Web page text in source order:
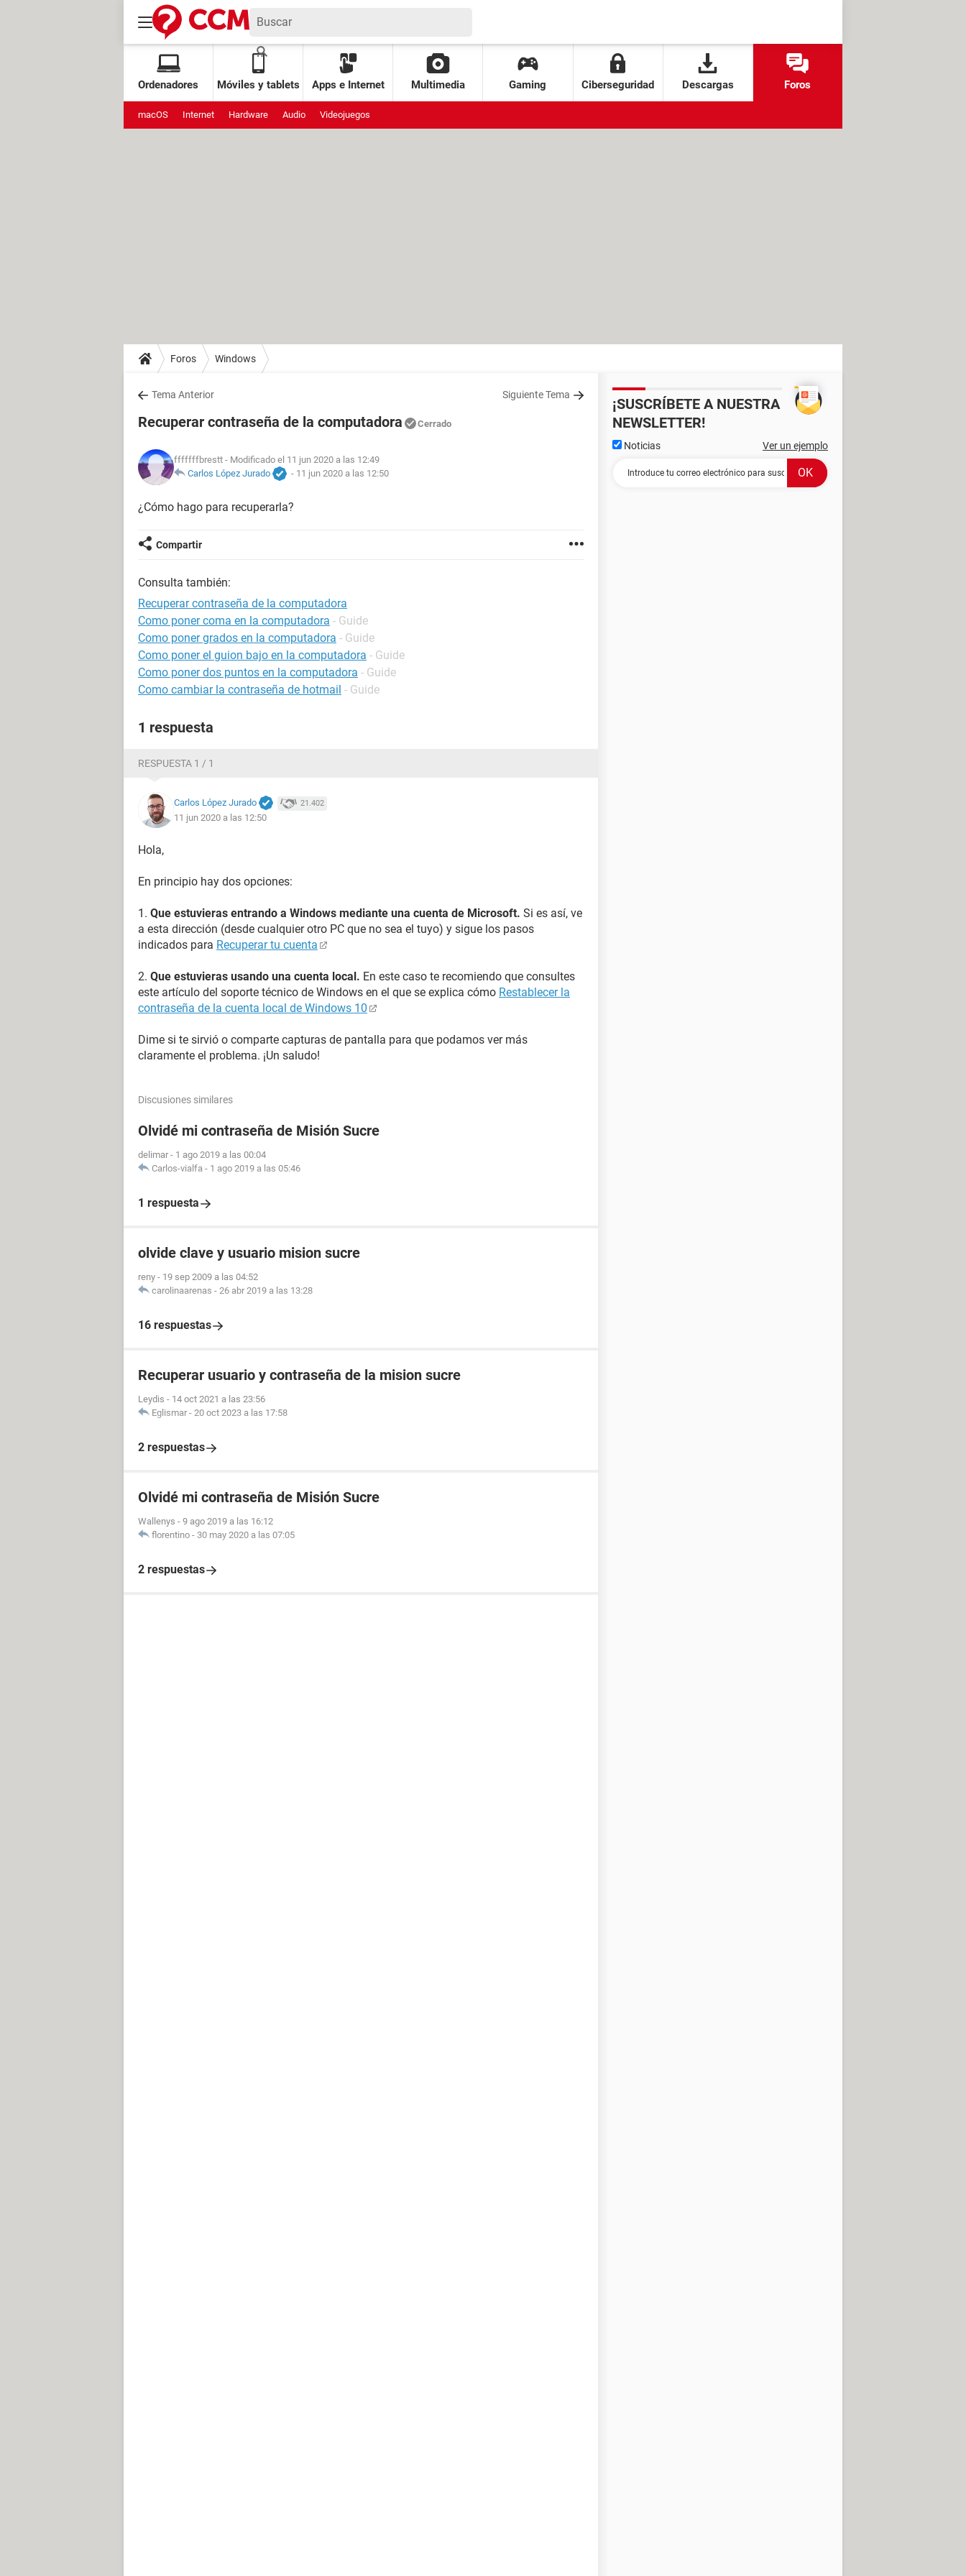
Ordenadores Móviles y tablets Apps e Internet Multimedia Gaming Ciberseguridad Descargas Foros
macOS Internet Hardware Audio Videojuegos
Foros Windows
Tema Anterior Siguiente Tema
Recuperar contraseña de la computadora Cerrado
fffffffbrestt - Modificado el 11 jun 2020 a las 12:49
Carlos López Jurado
- 11 jun 2020 a las 12:50
¿Cómo hago para recuperarla?
Compartir
Consulta también:
Recuperar contraseña de la computadora
Como poner coma en la computadora - Guide
Como poner grados en la computadora - Guide
Como poner el guion bajo en la computadora - Guide
Como poner dos puntos en la computadora - Guide
Como cambiar la contraseña de hotmail - Guide
1 respuesta
RESPUESTA 1 / 1
Carlos López Jurado 21.402
11 jun 2020 a las 12:50
Hola,
En principio hay dos opciones:
1. Que estuvieras entrando a Windows mediante una cuenta de Microsoft. Si es así, ve
a esta dirección (desde cualquier otro PC que no sea el tuyo) y sigue los pasos
indicados para Recuperar tu cuenta
2. Que estuvieras usando una cuenta local. En este caso te recomiendo que consultes
este artículo del soporte técnico de Windows en el que se explica cómo Restablecer la
contraseña de la cuenta local de Windows 10
Dime si te sirvió o comparte capturas de pantalla para que podamos ver más
claramente el problema. ¡Un saludo!
Discusiones similares
Olvidé mi contraseña de Misión Sucre
delimar - 1 ago 2019 a las 00:04
Carlos-vialfa - 1 ago 2019 a las 05:46
1 respuesta
olvide clave y usuario mision sucre
reny - 19 sep 2009 a las 04:52
carolinaarenas - 26 abr 2019 a las 13:28
16 respuestas
Recuperar usuario y contraseña de la mision sucre
Leydis - 14 oct 2021 a las 23:56
Eglismar - 20 oct 2023 a las 17:58
2 respuestas
Olvidé mi contraseña de Misión Sucre
Wallenys - 9 ago 2019 a las 16:12
florentino - 30 may 2020 a las 07:05
2 respuestas
¡SUSCRÍBETE A NUESTRA
NEWSLETTER!
Noticias Ver un ejemplo